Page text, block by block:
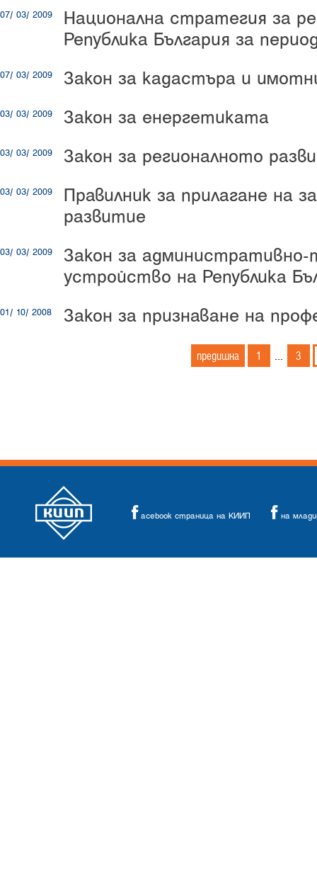
07/ 03/ 2009
Национална стратегия за
Република България за
07/ 03/ 2009 Закон за кадастъра и
03/ 03/ 2009 Закон за енергетиката
03/ 03/ 2009 Закон за регионалното
03/ 03/ 2009
Правилник за прилагане на
развитие
03/ 03/ 2009
Закон за
устройство на Република
01/ 10/ 2008 Закон за признаване на
предишна 1 ... 3
acebook страница на КИИП на